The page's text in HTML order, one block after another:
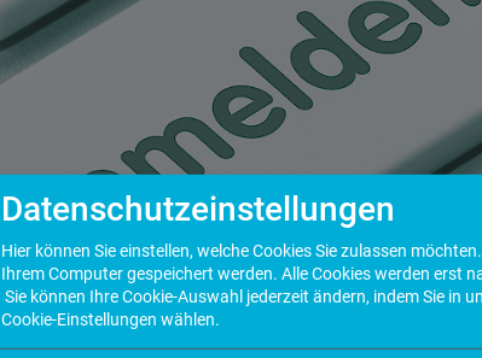
Datenschutzeinstellungen
Hier können Sie einstellen, welche Cookies Sie zulassen
Ihrem Computer gespeichert werden. Alle Cookies werden erst
Sie können Ihre Cookie-Auswahl jederzeit ändern, indem Sie in
Cookie-Einstellungen wählen.